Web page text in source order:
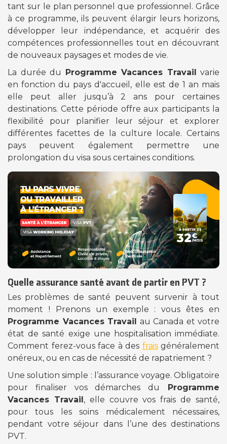
tant sur le plan personnel que professionnel. Grâce
à ce programme, ils peuvent élargir leurs horizons,
développer leur indépendance, et acquérir des
compétences professionnelles tout en découvrant
de nouveaux paysages et modes de vie.
La durée du Programme Vacances Travail varie
en fonction du pays d'accueil, elle est de 1 an mais
elle peut aller jusqu’à 2 ans pour certaines
destinations. Cette période offre aux participants la
flexibilité pour planifier leur séjour et explorer
différentes facettes de la culture locale. Certains
pays peuvent également permettre une
prolongation du visa sous certaines conditions.
Quelle assurance santé avant de partir en PVT ?
Les problèmes de santé peuvent survenir à tout
moment ! Prenons un exemple : vous êtes en
Programme Vacances Travail
au Canada et votre
état de santé exige une hospitalisation immédiate.
Comment ferez-vous face à des fraisgénéralement
onéreux, ou en cas de nécessité de rapatriement ?
Une solution simple : l’assurance voyage. Obligatoire
pour finaliser vos démarches du
Programme
Vacances Travail , elle couvre vos frais de santé,
pour tous les soins médicalement nécessaires,
pendant votre séjour dans l’une des destinations
PVT.